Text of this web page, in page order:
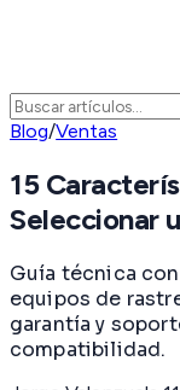
Blog/Ventas
15
Seleccionar
Guía técnica
equipos de
garantía y
compatibilidad.